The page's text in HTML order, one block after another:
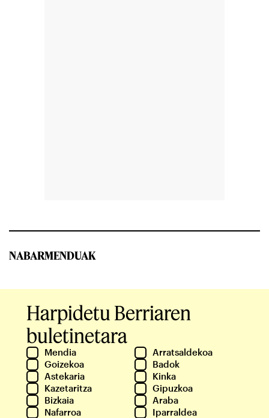
NABARMENDUAK
Harpidetu Berriaren
buletinetara
Mendia
Arratsaldekoa
Goizekoa
Badok
Astekaria
Kinka
Kazetaritza
Gipuzkoa
Bizkaia
Araba
Nafarroa
Iparraldea